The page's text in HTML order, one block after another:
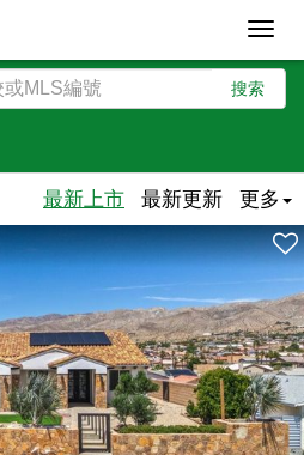
搜索
最新上市 最新更新 更多